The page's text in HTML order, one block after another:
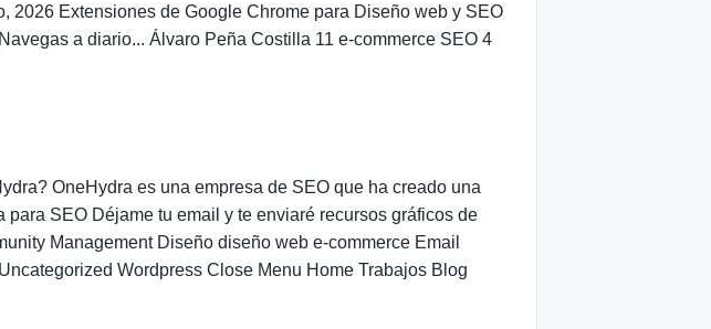
2026 Extensiones de Google Chrome para Diseño web y SEO
a diario... Álvaro Peña Costilla 11 e-commerce SEO 4
OneHydra es una empresa de SEO que ha creado una
SEO Déjame tu email y te enviaré recursos gráficos de
Management Diseño diseño web e-commerce Email
Wordpress Close Menu Home Trabajos Blog